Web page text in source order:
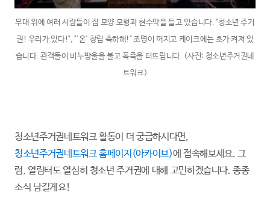
무대 위에 여러 사람들이 집 모양 모형과 현수막을 들고 있습니다. "청소년 주거
권! 우리가 있다!", "'온' 창립 축하해!" 조명이 꺼지고 케이크에는 초가 켜져 있
습니다. 관객들이 비누방울을 불고 폭죽을 터뜨립니다. (사진: 청소년주거권네
트워크)
청소년주거권네트워크 활동이 더 궁금하시다면,
청소년주거권네트워크 홈페이지(아카이브)에 접속해보세요. 그
럼, 열림터도 열심히 청소년 주거권에 대해 고민하겠습니다. 종종
소식 남길게요!